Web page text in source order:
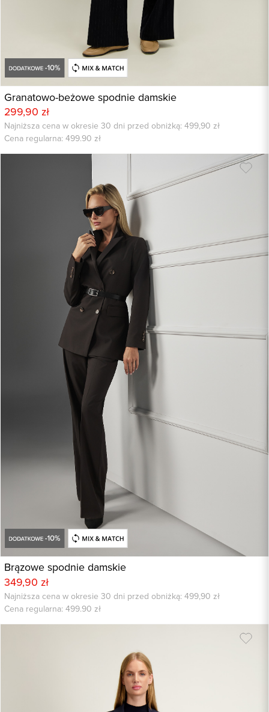
Granatowo-beżowe spodnie damskie
299,90 zł
Najniższa cena w okresie 30 dni przed obniżką: 499,90 zł
Cena regularna: 499.90 zł
Brązowe spodnie damskie
349,90 zł
Najniższa cena w okresie 30 dni przed obniżką: 499,90 zł
Cena regularna: 499.90 zł